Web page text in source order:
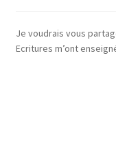
Je voudrais vous
Ecritures m’ont